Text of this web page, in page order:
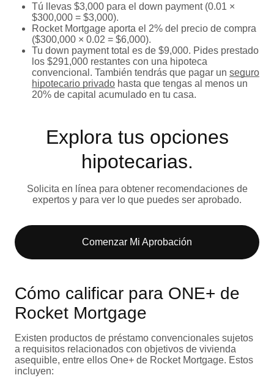
Tú llevas $3,000 para el down payment (0.01 ×
$300,000 = $3,000).
Rocket Mortgage aporta el 2% del precio de compra
($300,000 × 0.02 = $6,000).
Tu down payment total es de $9,000. Pides prestado
los $291,000 restantes con una hipoteca
convencional. También tendrás que pagar un seguro
hipotecario privado hasta que tengas al menos un
20% de capital acumulado en tu casa.
Explora tus opciones
hipotecarias.
Solicita en línea para obtener recomendaciones de
expertos y para ver lo que puedes ser aprobado.
Comenzar Mi Aprobación
Cómo calificar para ONE+ de
Rocket Mortgage
Existen productos de préstamo convencionales sujetos
a requisitos relacionados con objetivos de vivienda
asequible, entre ellos One+ de Rocket Mortgage. Estos
incluyen: